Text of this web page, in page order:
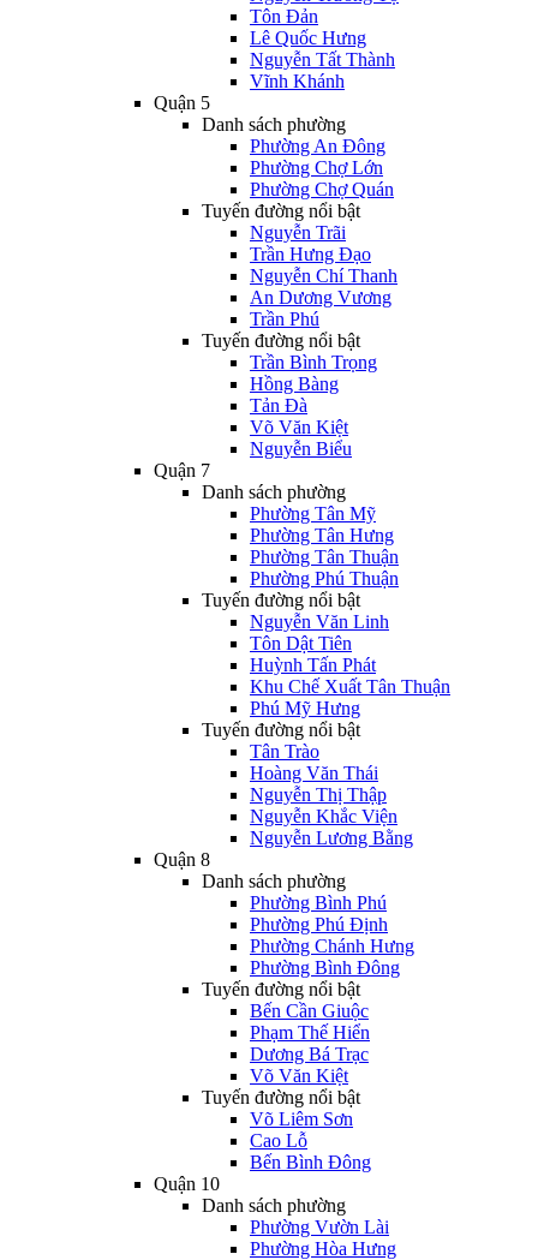
Tôn Đản
Lê Quốc Hưng
Nguyễn Tất Thành
Vĩnh Khánh
Quận 5
Danh sách phường
Phường An Đông
Phường Chợ Lớn
Phường Chợ Quán
Tuyến đường nổi bật
Nguyễn Trãi
Trần Hưng Đạo
Nguyễn Chí Thanh
An Dương Vương
Trần Phú
Tuyến đường nổi bật
Trần Bình Trọng
Hồng Bàng
Tản Đà
Võ Văn Kiệt
Nguyễn Biểu
Quận 7
Danh sách phường
Phường Tân Mỹ
Phường Tân Hưng
Phường Tân Thuận
Phường Phú Thuận
Tuyến đường nổi bật
Nguyễn Văn Linh
Tôn Dật Tiên
Huỳnh Tấn Phát
Khu Chế Xuất Tân Thuận
Phú Mỹ Hưng
Tuyến đường nổi bật
Tân Trào
Hoàng Văn Thái
Nguyễn Thị Thập
Nguyễn Khắc Viện
Nguyễn Lương Bằng
Quận 8
Danh sách phường
Phường Bình Phú
Phường Phú Định
Phường Chánh Hưng
Phường Bình Đông
Tuyến đường nổi bật
Bến Cần Giuộc
Phạm Thế Hiển
Dương Bá Trạc
Võ Văn Kiệt
Tuyến đường nổi bật
Võ Liêm Sơn
Cao Lỗ
Bến Bình Đông
Quận 10
Danh sách phường
Phường Vườn Lài
Phường Hòa Hưng